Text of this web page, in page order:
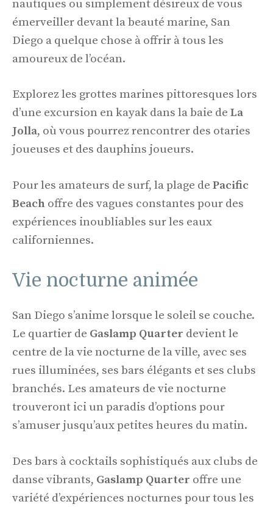
nautiques ou simplement désireux de vous
émerveiller devant la beauté marine, San
Diego a quelque chose à offrir à tous les
amoureux de l’océan.
Explorez les grottes marines pittoresques lors
d’une excursion en kayak dans la baie de La
Jolla, où vous pourrez rencontrer des otaries
joueuses et des dauphins joueurs.
Pour les amateurs de surf, la plage de Pacific
Beach offre des vagues constantes pour des
expériences inoubliables sur les eaux
californiennes.
Vie nocturne animée
San Diego s’anime lorsque le soleil se couche.
Le quartier de Gaslamp Quarter devient le
centre de la vie nocturne de la ville, avec ses
rues illuminées, ses bars élégants et ses clubs
branchés. Les amateurs de vie nocturne
trouveront ici un paradis d’options pour
s’amuser jusqu’aux petites heures du matin.
Des bars à cocktails sophistiqués aux clubs de
danse vibrants, Gaslamp Quarter offre une
variété d’expériences nocturnes pour tous les